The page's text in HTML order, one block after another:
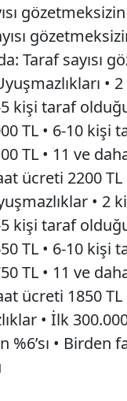
Taraf sayısı
kişi taraf
TL • 6-10 kişi
TL • 11 ve
ücreti 2200
• 2
kişi taraf
TL • 6-10 kişi
TL • 11 ve
ücreti 1850
• İlk
• Birden